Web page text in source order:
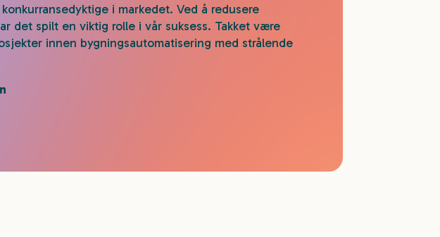
i markedet. Ved å redusere
det spilt en viktig rolle i vår suksess. Takket være
innen bygningsautomatisering med strålende